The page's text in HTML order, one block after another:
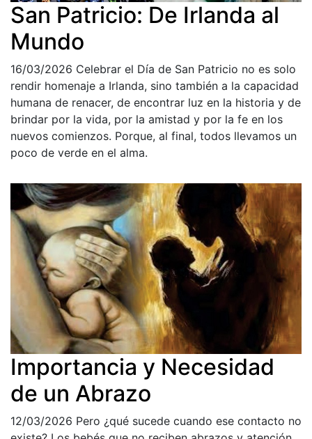
San Patricio: De Irlanda al
Mundo
16/03/2026 Celebrar el Día de San Patricio no es solo
rendir homenaje a Irlanda, sino también a la capacidad
humana de renacer, de encontrar luz en la historia y de
brindar por la vida, por la amistad y por la fe en los
nuevos comienzos. Porque, al final, todos llevamos un
poco de verde en el alma.
Importancia y Necesidad
de un Abrazo
12/03/2026 Pero ¿qué sucede cuando ese contacto no